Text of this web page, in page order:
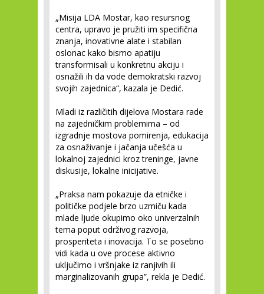
„Misija LDA Mostar, kao resursnog
centra, upravo je pružiti im specifična
znanja, inovativne alate i stabilan
oslonac kako bismo apatiju
transformisali u konkretnu akciju i
osnažili ih da vode demokratski razvoj
svojih zajednica“, kazala je Dedić.
Mladi iz različitih dijelova Mostara rade
na zajedničkim problemima – od
izgradnje mostova pomirenja, edukacija
za osnaživanje i jačanja učešća u
lokalnoj zajednici kroz treninge, javne
diskusije, lokalne inicijative.
„Praksa nam pokazuje da etničke i
političke podjele brzo uzmiču kada
mlade ljude okupimo oko univerzalnih
tema poput održivog razvoja,
prosperiteta i inovacija. To se posebno
vidi kada u ove procese aktivno
uključimo i vršnjake iz ranjivih ili
marginalizovanih grupa”, rekla je Dedić.